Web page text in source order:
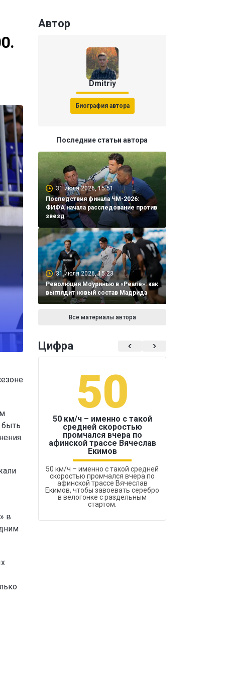
быть
в
Автор
Dmitriy
Биография автора
Последние статьи автора
31 июля 2026, 15:51
Последствия финала ЧМ-2026:
ФИФА начала расследование против
звезд
31 июля 2026, 15:23
Революция Моуринью в «Реале»: как
выглядит новый состав Мадрида
Все материалы автора
Цифра
50
50 км/ч – именно с такой
средней скоростью
промчался вчера по
афинской трассе Вячеслав
Екимов
50 км/ч – именно с такой средней
скоростью промчался вчера по
афинской трассе Вячеслав
Екимов, чтобы завоевать серебро
в велогонке с раздельным
стартом.